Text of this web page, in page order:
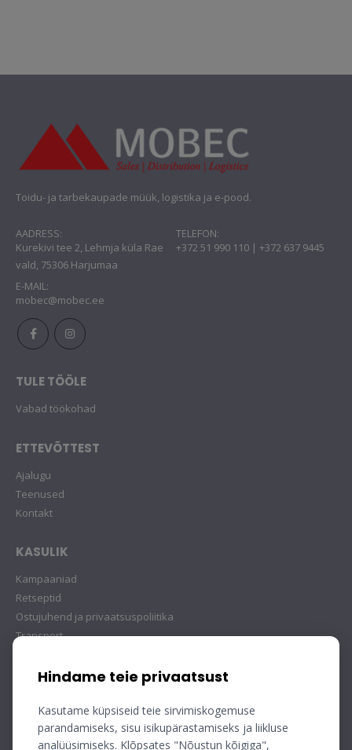
Toidu- ja tarbekaupade müük, logistika ja e-pood.
AADRESS:
Kurekivi tee 2, Lehmja küla Rae
vald, 75306 Harjumaa
TELEFON:
+372 51 990 110 | +372 637 9445
E-MAIL:
mobec@mobec.ee
TULE TÖÖLE
Vabad töökohad
ETTEVÕTTEST
Ajalugu
Teenused
Kontakt
KASULIK
Kampaaniad
Retseptid
Ostujuhend ja privaatsuspoliitika
Transport
Hindame teie privaatsust
Kasutame küpsiseid teie sirvimiskogemuse
parandamiseks, sisu isikupärastamiseks ja liikluse
analüüsimiseks. Klõpsates "Nõustun kõigiga",